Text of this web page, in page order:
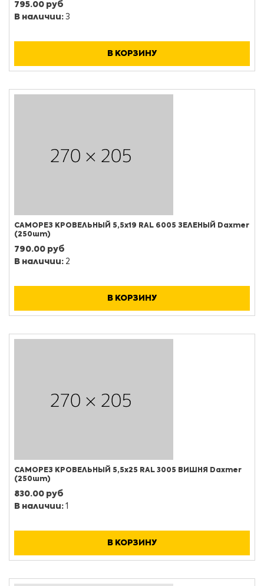
795.00 руб
В наличии: 3
В КОРЗИНУ
САМОРЕЗ КРОВЕЛЬНЫЙ 5,5х19 RAL 6005 ЗЕЛЕНЫЙ Daxmer
(250шт)
790.00 руб
В наличии: 2
В КОРЗИНУ
САМОРЕЗ КРОВЕЛЬНЫЙ 5,5х25 RAL 3005 ВИШНЯ Daxmer
(250шт)
830.00 руб
В наличии: 1
В КОРЗИНУ